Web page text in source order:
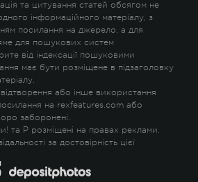
та цитування статей обсягом не
інформаційного матеріалу, з
посилання на джерело, а для
для пошукових систем
від індексації пошуковими
має бути розміщене в підзаголовку
або інше використання
посилання на rexfeatures.com або
заборонені.
! та P розміщені на правах реклами.
за достовірність цієї